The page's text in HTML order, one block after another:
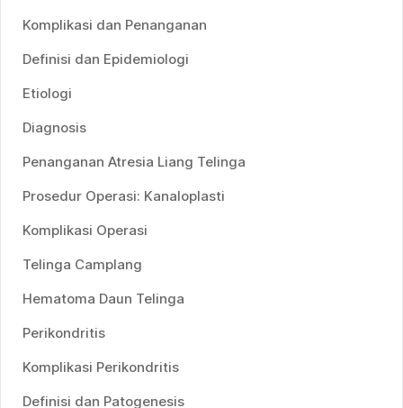
Komplikasi dan Penanganan
Definisi dan Epidemiologi
Etiologi
Diagnosis
Penanganan Atresia Liang Telinga
Prosedur Operasi: Kanaloplasti
Komplikasi Operasi
Telinga Camplang
Hematoma Daun Telinga
Perikondritis
Komplikasi Perikondritis
Definisi dan Patogenesis